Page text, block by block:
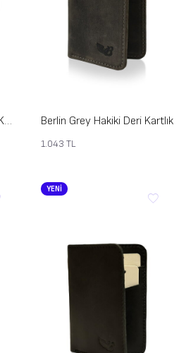
Milano Brown Hakiki Deri Kemer Berlin Grey Hakiki Deri Kartlık
1.043 TL
YENİ